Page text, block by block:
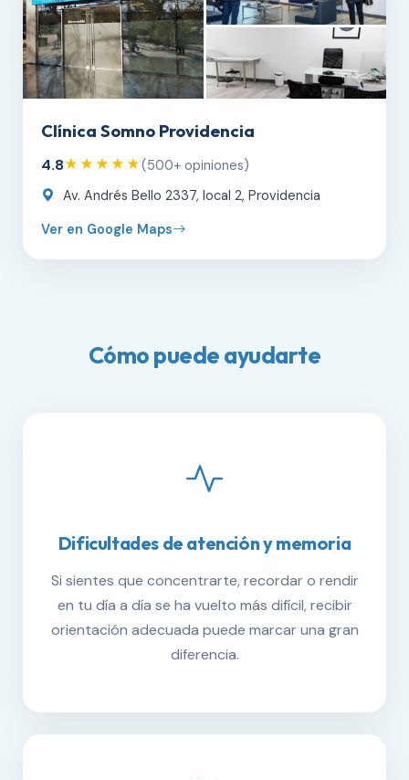
Clínica Somno Providencia
4.8★★★★★(500+ opiniones)
Av. Andrés Bello 2337, local 2, Providencia
Ver en Google Maps
Cómo puede ayudarte
Dificultades de atención y memoria
Si sientes que concentrarte, recordar o rendir
en tu día a día se ha vuelto más difícil, recibir
orientación adecuada puede marcar una gran
diferencia.